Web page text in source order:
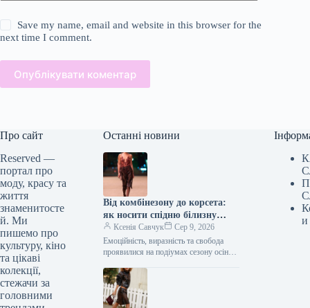
Save my name, email and website in this browser for the
next time I comment.
Опублікувати коментар
Про сайт
Reserved —
портал про
моду, красу та
життя
знаменитосте
й. Ми
пишемо про
культуру, кіно
та цікаві
колекції,
стежачи за
головними
Останні новини
Від комбінезону до корсета:
як носити спідню білизну
восени 2026 року, за версією
подіумів
Ксенія Савчук
Сер 9, 2026
Емоційність, виразність та свобода
проявилися на подіумах сезону осінь-
відкритого одягу в стилі білизни. Це
не…
и